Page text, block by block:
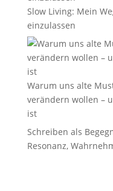
Slow Living: Mein
einzulassen
Warum uns alte
verändern wollen –
ist
Schreiben als
Resonanz,